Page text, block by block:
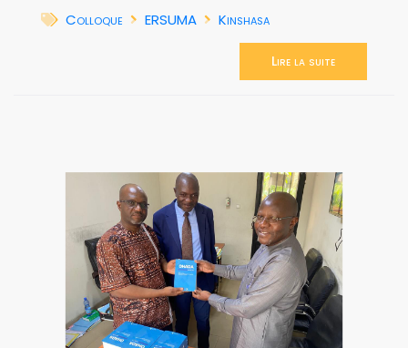
Colloque
ERSUMA Kinshasa
Lire la suite